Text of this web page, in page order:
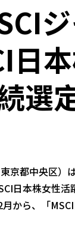
日
選
都中央区）
日本株女性
から、「